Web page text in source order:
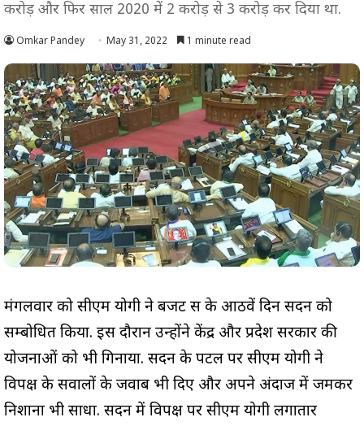
करोड़ और फिर साल 2020 में 2 करोड़ से 3 करोड़ कर दिया था.
Omkar Pandey May 31, 2022 1 minute read
मंगलवार को सीएम योगी ने बजट सत्र के आठवें दिन सदन को
सम्बोधित किया. इस दौरान उन्होंने केंद्र और प्रदेश सरकार की
योजनाओं को भी गिनाया. सदन के पटल पर सीएम योगी ने
विपक्ष के सवालों के जवाब भी दिए और अपने अंदाज में जमकर
निशाना भी साधा. सदन में विपक्ष पर सीएम योगी लगातार